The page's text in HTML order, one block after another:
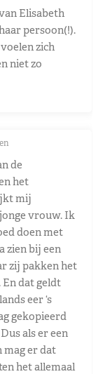
Elisabeth
persoon(!).
zich
niet zo
de
het
mij
vrouw. Ik
doen met
zien bij een
zij pakken het
En dat geldt
eer ‘s
gekopieerd
als er een
mag er dat
het allemaal